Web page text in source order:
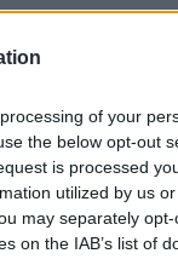
of your
the below opt-out
is processed
utilized by us
may separately
on the IAB’s list of